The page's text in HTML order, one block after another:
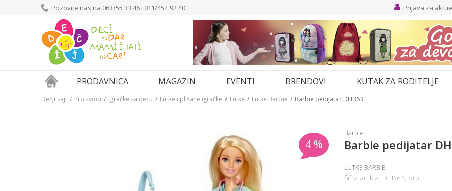
Pozovite nas na 063/55 33 46 i 011/452 92 40 Prijava za
PRODAVNICA MAGAZIN EVENTI BRENDOVI KUTAK ZA RODITELJE
Dečji sajt Proizvodi Igračke za decu Lutke i plišane igračke Lutke Lutke Barbie Barbie pedijatar DHB63
4 %
Barbie
Barbie pedijatar
LUTKE BARBIE
Šifra artikla: DHB63, orb